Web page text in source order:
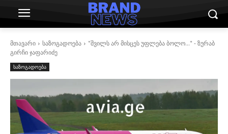
მთავარი საზოგადოება
"შვილს არ მისცეს უფლება ბოლო..." - ზურაბ
გირჩი ჯაფარიძე
საზოგადოება